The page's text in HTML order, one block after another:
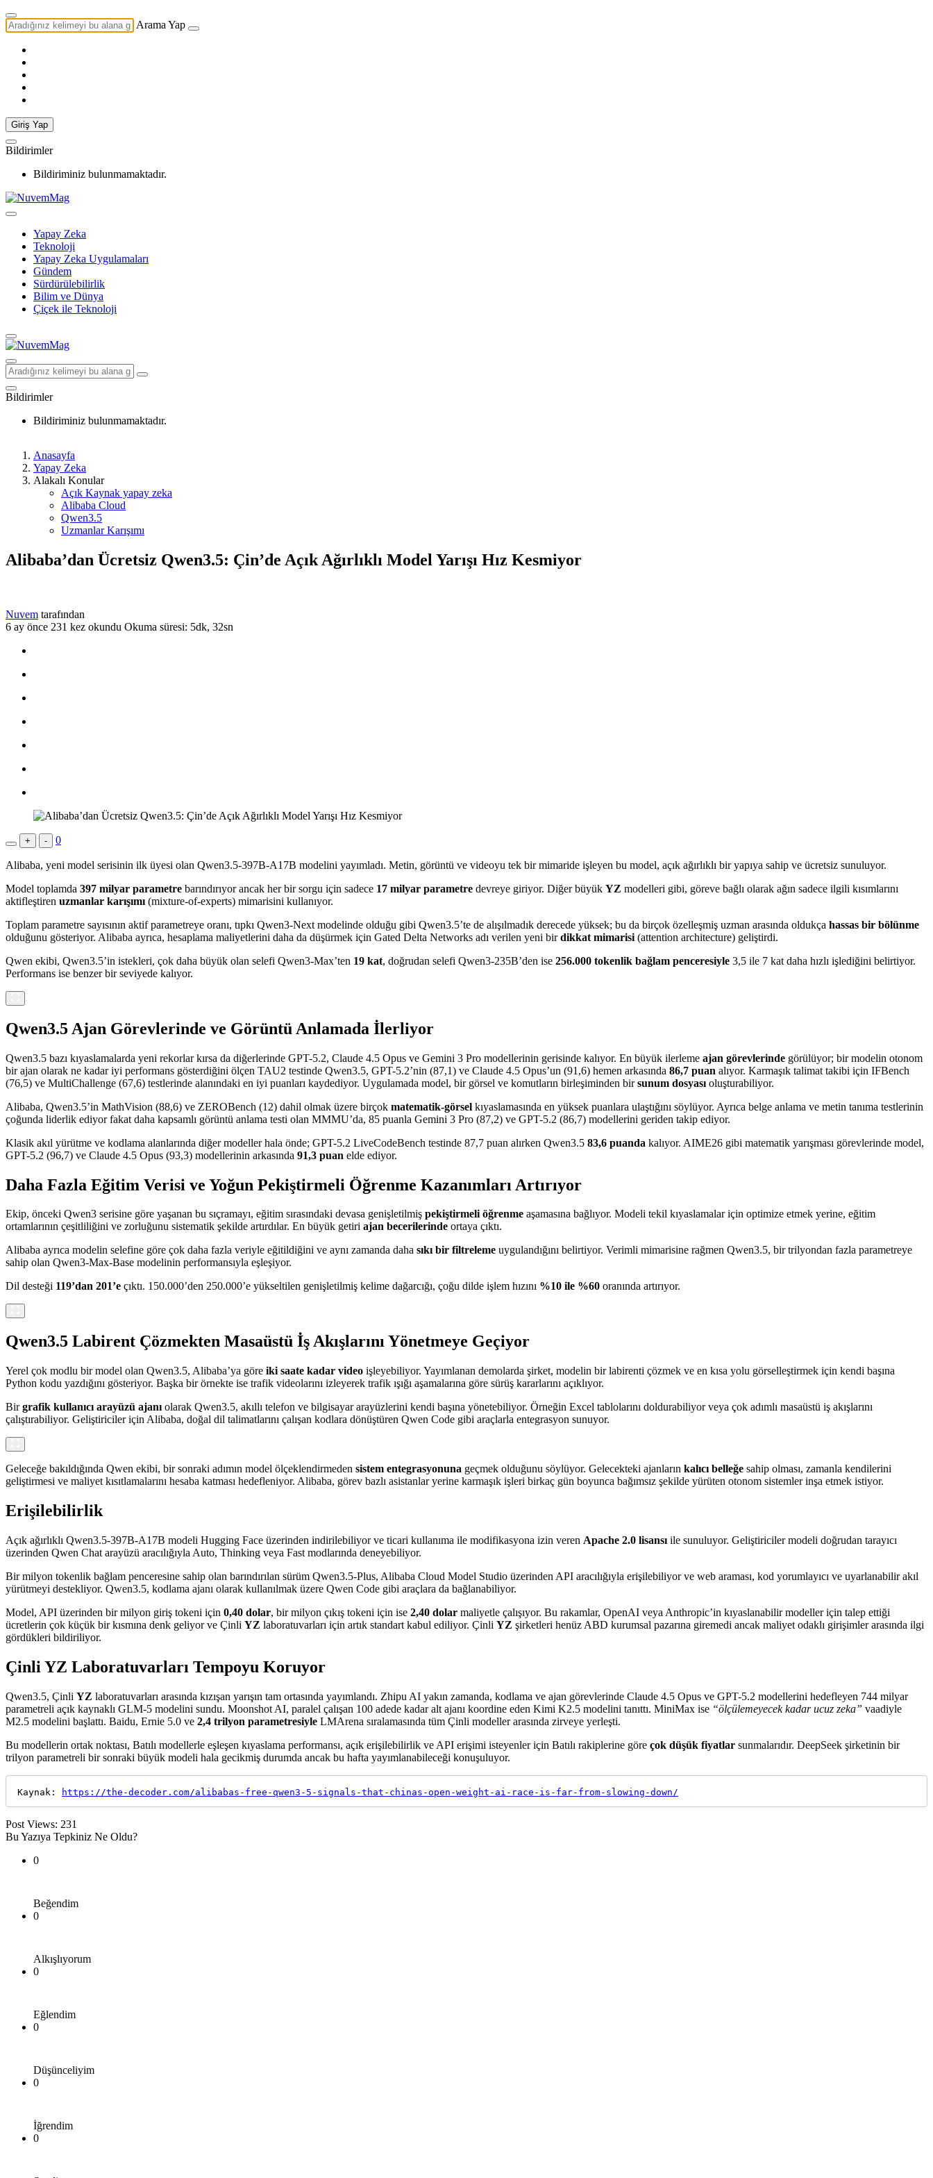
Arama Yap
Giriş Yap
Bildirimler
Bildiriminiz bulunmamaktadır.
Yapay Zeka
Teknoloji
Yapay Zeka Uygulamaları
Gündem
Sürdürülebilirlik
Bilim ve Dünya
Çiçek ile Teknoloji
Bildirimler
Bildiriminiz bulunmamaktadır.
Anasayfa
Yapay Zeka
Alakalı Konular
Açık Kaynak yapay zeka
Alibaba Cloud
Qwen3.5
Uzmanlar Karışımı
Alibaba’dan Ücretsiz Qwen3.5: Çin’de Açık Ağırlıklı Model Yarışı Hız Kesmiyor
Nuvem tarafından
6 ay önce 231 kez okundu Okuma süresi: 5dk, 32sn
+ - 0
Alibaba, yeni model serisinin ilk üyesi olan Qwen3.5-397B-A17B modelini yayımladı. Metin, görüntü ve videoyu tek bir mimaride işleyen bu model, açık ağırlıklı bir yapıya sahip ve ücretsiz sunuluyor.
Model toplamda 397 milyar parametre barındırıyor ancak her bir sorgu için sadece 17 milyar parametre devreye giriyor. Diğer büyük YZ modelleri gibi, göreve bağlı olarak ağın sadece ilgili kısımlarını
aktifleştiren uzmanlar karışımı (mixture-of-experts) mimarisini kullanıyor.
Toplam parametre sayısının aktif parametreye oranı, tıpkı Qwen3-Next modelinde olduğu gibi Qwen3.5’te de alışılmadık derecede yüksek; bu da birçok özelleşmiş uzman arasında oldukça hassas bir bölünme
olduğunu gösteriyor. Alibaba ayrıca, hesaplama maliyetlerini daha da düşürmek için Gated Delta Networks adı verilen yeni birdikkat mimarisi (attention architecture) geliştirdi.
Qwen ekibi, Qwen3.5’in istekleri, çok daha büyük olan selefi Qwen3-Max’ten 19 kat, doğrudan selefi Qwen3-235B’den ise 256.000 tokenlik bağlam penceresiyle 3,5 ile 7 kat daha hızlı işlediğini belirtiyor.
Performans ise benzer bir seviyede kalıyor.
Qwen3.5 Ajan Görevlerinde ve Görüntü Anlamada İlerliyor
Qwen3.5 bazı kıyaslamalarda yeni rekorlar kırsa da diğerlerinde GPT-5.2, Claude 4.5 Opus ve Gemini 3 Pro modellerinin gerisinde kalıyor. En büyük ilerleme ajan görevlerinde görülüyor; bir modelin otonom
bir ajan olarak ne kadar iyi performans gösterdiğini ölçen TAU2 testinde Qwen3.5, GPT-5.2’nin (87,1) ve Claude 4.5 Opus’un (91,6) hemen arkasında 86,7 puan alıyor. Karmaşık talimat takibi için IFBench
(76,5) ve MultiChallenge (67,6) testlerinde alanındaki en iyi puanları kaydediyor. Uygulamada model, bir görsel ve komutların birleşiminden birsunum dosyası oluşturabiliyor.
Alibaba, Qwen3.5’in MathVision (88,6) ve ZEROBench (12) dahil olmak üzere birçok matematik-görsel kıyaslamasında en yüksek puanlara ulaştığını söylüyor. Ayrıca belge anlama ve metin tanıma testlerinin
çoğunda liderlik ediyor fakat daha kapsamlı görüntü anlama testi olan MMMU’da, 85 puanla Gemini 3 Pro (87,2) ve GPT-5.2 (86,7) modellerini geriden takip ediyor.
Klasik akıl yürütme ve kodlama alanlarında diğer modeller hala önde; GPT-5.2 LiveCodeBench testinde 87,7 puan alırken Qwen3.5 83,6 puanda kalıyor. AIME26 gibi matematik yarışması görevlerinde model,
GPT-5.2 (96,7) ve Claude 4.5 Opus (93,3) modellerinin arkasında 91,3 puan elde ediyor.
Daha Fazla Eğitim Verisi ve Yoğun Pekiştirmeli Öğrenme Kazanımları Artırıyor
Ekip, önceki Qwen3 serisine göre yaşanan bu sıçramayı, eğitim sırasındaki devasa genişletilmiş pekiştirmeli öğrenme aşamasına bağlıyor. Modeli tekil kıyaslamalar için optimize etmek yerine, eğitim
ortamlarının çeşitliliğini ve zorluğunu sistematik şekilde artırdılar. En büyük getiri ajan becerilerinde ortaya çıktı.
Alibaba ayrıca modelin selefine göre çok daha fazla veriyle eğitildiğini ve aynı zamanda daha sıkı bir filtreleme uygulandığını belirtiyor. Verimli mimarisine rağmen Qwen3.5, bir trilyondan fazla parametreye
sahip olan Qwen3-Max-Base modelinin performansıyla eşleşiyor.
Dil desteği 119’dan 201’e çıktı. 150.000’den 250.000’e yükseltilen genişletilmiş kelime dağarcığı, çoğu dilde işlem hızını %10 ile %60 oranında artırıyor.
Qwen3.5 Labirent Çözmekten Masaüstü İş Akışlarını Yönetmeye Geçiyor
Yerel çok modlu bir model olan Qwen3.5, Alibaba’ya göre iki saate kadar video işleyebiliyor. Yayımlanan demolarda şirket, modelin bir labirenti çözmek ve en kısa yolu görselleştirmek için kendi başına
Python kodu yazdığını gösteriyor. Başka bir örnekte ise trafik videolarını izleyerek trafik ışığı aşamalarına göre sürüş kararlarını açıklıyor.
Birgrafik kullanıcı arayüzü ajanı olarak Qwen3.5, akıllı telefon ve bilgisayar arayüzlerini kendi başına yönetebiliyor. Örneğin Excel tablolarını doldurabiliyor veya çok adımlı masaüstü iş akışlarını
çalıştırabiliyor. Geliştiriciler için Alibaba, doğal dil talimatlarını çalışan kodlara dönüştüren Qwen Code gibi araçlarla entegrasyon sunuyor.
Geleceğe bakıldığında Qwen ekibi, bir sonraki adımın model ölçeklendirmeden sistem entegrasyonuna geçmek olduğunu söylüyor. Gelecekteki ajanların kalıcı belleğe sahip olması, zamanla kendilerini
geliştirmesi ve maliyet kısıtlamalarını hesaba katması hedefleniyor. Alibaba, görev bazlı asistanlar yerine karmaşık işleri birkaç gün boyunca bağımsız şekilde yürüten otonom sistemler inşa etmek istiyor.
Erişilebilirlik
Açık ağırlıklı Qwen3.5-397B-A17B modeli Hugging Face üzerinden indirilebiliyor ve ticari kullanıma ile modifikasyona izin veren Apache 2.0 lisansı ile sunuluyor. Geliştiriciler modeli doğrudan tarayıcı
üzerinden Qwen Chat arayüzü aracılığıyla Auto, Thinking veya Fast modlarında deneyebiliyor.
Bir milyon tokenlik bağlam penceresine sahip olan barındırılan sürüm Qwen3.5-Plus, Alibaba Cloud Model Studio üzerinden API aracılığıyla erişilebiliyor ve web araması, kod yorumlayıcı ve uyarlanabilir akıl
yürütmeyi destekliyor. Qwen3.5, kodlama ajanı olarak kullanılmak üzere Qwen Code gibi araçlara da bağlanabiliyor.
Model, API üzerinden bir milyon giriş tokeni için 0,40 dolar, bir milyon çıkış tokeni için ise 2,40 dolar maliyetle çalışıyor. Bu rakamlar, OpenAI veya Anthropic’in kıyaslanabilir modeller için talep ettiği
ücretlerin çok küçük bir kısmına denk geliyor ve Çinli YZ laboratuvarları için artık standart kabul ediliyor. Çinli YZ şirketleri henüz ABD kurumsal pazarına giremedi ancak maliyet odaklı girişimler arasında ilgi
gördükleri bildiriliyor.
Çinli YZ Laboratuvarları Tempoyu Koruyor
Qwen3.5, Çinli YZ laboratuvarları arasında kızışan yarışın tam ortasında yayımlandı. Zhipu AI yakın zamanda, kodlama ve ajan görevlerinde Claude 4.5 Opus ve GPT-5.2 modellerini hedefleyen 744 milyar
parametreli açık kaynaklı GLM-5 modelini sundu. Moonshot AI, paralel çalışan 100 adede kadar alt ajanı koordine eden Kimi K2.5 modelini tanıttı. MiniMax ise “ölçülemeyecek kadar ucuz zeka” vaadiyle
M2.5 modelini başlattı. Baidu, Ernie 5.0 ve 2,4 trilyon parametresiyle LMArena sıralamasında tüm Çinli modeller arasında zirveye yerleşti.
Bu modellerin ortak noktası, Batılı modellerle eşleşen kıyaslama performansı, açık erişilebilirlik ve API erişimi isteyenler için Batılı rakiplerine göre çok düşük fiyatlar sunmalarıdır. DeepSeek şirketinin bir
trilyon parametreli bir sonraki büyük modeli hala gecikmiş durumda ancak bu hafta yayımlanabileceği konuşuluyor.
Kaynak: https://the-decoder.com/alibabas-free-qwen3-5-signals-that-chinas-open-weight-ai-race-is-far-from-slowing-down/
Post Views: 231
Bu Yazıya Tepkiniz Ne Oldu?
0
Beğendim
0
Alkışlıyorum
0
Eğlendim
0
Düşünceliyim
0
İğrendim
0